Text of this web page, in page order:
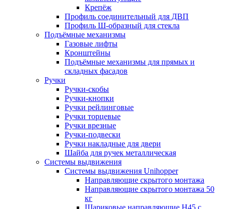
Крепёж
Профиль соединительный для ДВП
Профиль Ш-образный для стекла
Подъёмные механизмы
Газовые лифты
Кронштейны
Подъёмные механизмы для прямых и
складных фасадов
Ручки
Ручки-скобы
Ручки-кнопки
Ручки рейлинговые
Ручки торцевые
Ручки врезные
Ручки-подвески
Ручки накладные для двери
Шайба для ручек металлическая
Системы выдвижения
Системы выдвижения Unihopper
Направляющие скрытого монтажа
Направляющие скрытого монтажа 50
кг
Шариковые направляющие H45 с